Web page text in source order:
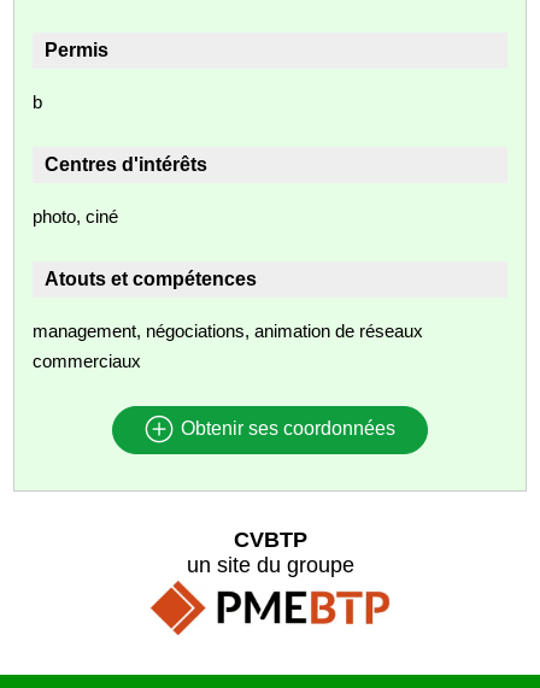
Permis
b
Centres d'intérêts
photo, ciné
Atouts et compétences
management, négociations, animation de réseaux
commerciaux
Obtenir ses coordonnées
CVBTP
un site du groupe